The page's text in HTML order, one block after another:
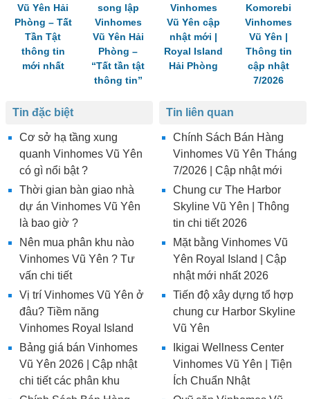
Vũ Yên Hải
Phòng – Tất
Tần Tật
thông tin
mới nhất
song lập
Vinhomes
Vũ Yên Hải
Phòng –
“Tất tần tật
thông tin”
Vinhomes
Vũ Yên cập
nhật mới |
Royal Island
Hải Phòng
Komorebi
Vinhomes
Vũ Yên |
Thông tin
cập nhật
7/2026
Tin liên quan
Chính Sách Bán Hàng
Vinhomes Vũ Yên Tháng
7/2026 | Cập nhật mới
Chung cư The Harbor
Skyline Vũ Yên | Thông
tin chi tiết 2026
Mặt bằng Vinhomes Vũ
Yên Royal Island | Cập
nhật mới nhất 2026
Tiến độ xây dựng tổ hợp
chung cư Harbor Skyline
Vũ Yên
Ikigai Wellness Center
Vinhomes Vũ Yên | Tiện
Ích Chuẩn Nhật
Tin đặc biệt
Cơ sở hạ tầng xung
quanh Vinhomes Vũ Yên
có gì nổi bật ?
Thời gian bàn giao nhà
dự án Vinhomes Vũ Yên
là bao giờ ?
Nên mua phân khu nào
Vinhomes Vũ Yên ? Tư
vấn chi tiết
Vị trí Vinhomes Vũ Yên ở
đâu? Tiềm năng
Vinhomes Royal Island
Bảng giá bán Vinhomes
Vũ Yên 2026 | Cập nhật
chi tiết các phân khu